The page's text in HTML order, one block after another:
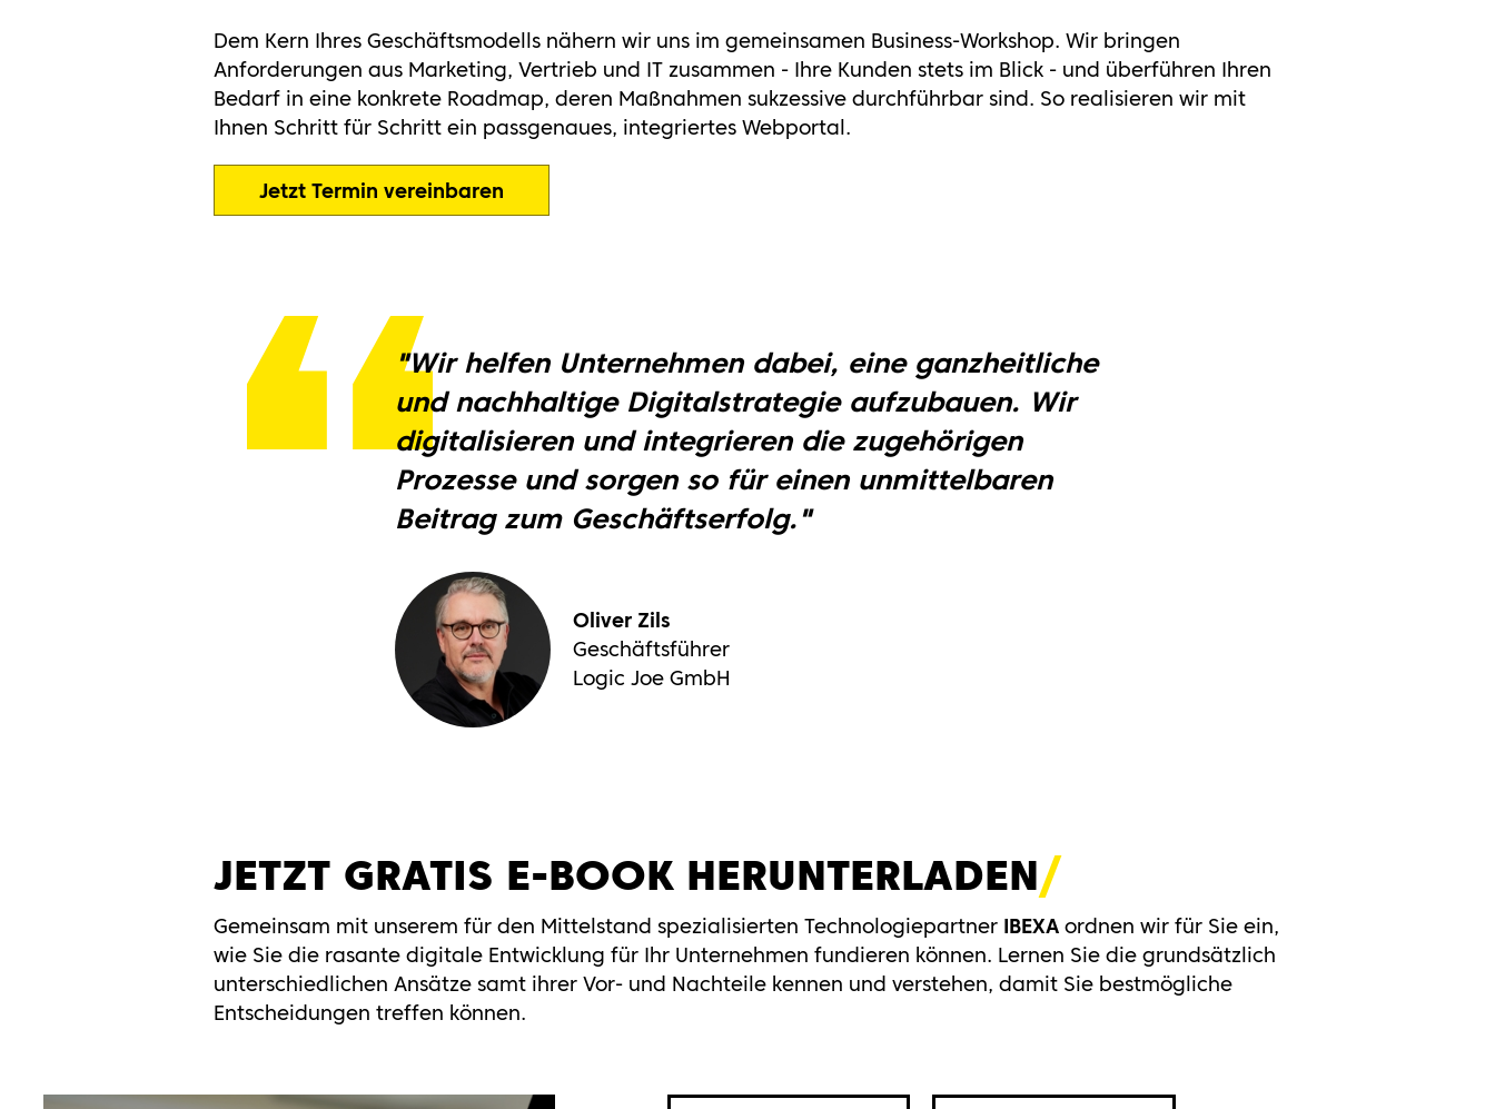
Dem Kern Ihres Geschäftsmodells nähern wir uns im gemeinsamen Business-Workshop. Wir bringen
Anforderungen aus Marketing, Vertrieb und IT zusammen - Ihre Kunden stets im Blick - und überführen Ihren
Bedarf in eine konkrete Roadmap, deren Maßnahmen sukzessive durchführbar sind. So realisieren wir mit
Ihnen Schritt für Schritt ein passgenaues, integriertes Webportal.
Jetzt Termin vereinbaren
"Wir helfen Unternehmen dabei, eine ganzheitliche
und nachhaltige Digitalstrategie aufzubauen. Wir
digitalisieren und integrieren die zugehörigen
Prozesse und sorgen so für einen unmittelbaren
Beitrag zum Geschäftserfolg."
Oliver Zils
Geschäftsführer
Logic Joe GmbH
JETZT GRATIS E-BOOK HERUNTERLADEN
Gemeinsam mit unserem für den Mittelstand spezialisierten Technologiepartner IBEXA ordnen wir für Sie ein,
wie Sie die rasante digitale Entwicklung für Ihr Unternehmen fundieren können. Lernen Sie die grundsätzlich
unterschiedlichen Ansätze samt ihrer Vor- und Nachteile kennen und verstehen, damit Sie bestmögliche
Entscheidungen treffen können.